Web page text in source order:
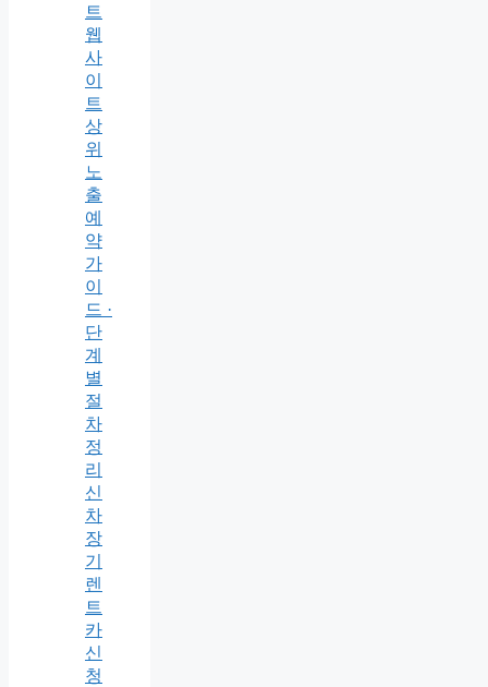
트
웹
사
이
트
상
위
노
출
예
약
가
이
드 ·
단
계
별
절
차
정
리
신
차
장
기
렌
트
카
신
청